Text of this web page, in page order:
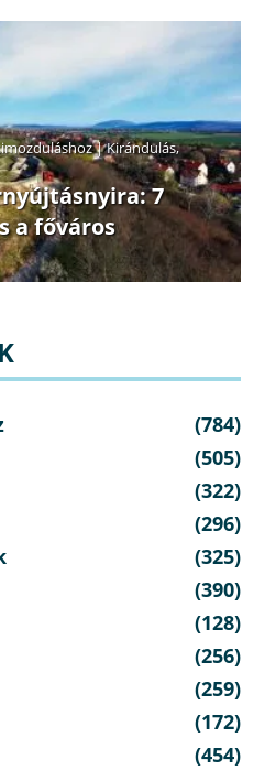
|Kirándulás,
7
a főváros
(784)
(505)
(322)
(296)
(325)
(390)
(128)
(256)
(259)
(172)
(454)